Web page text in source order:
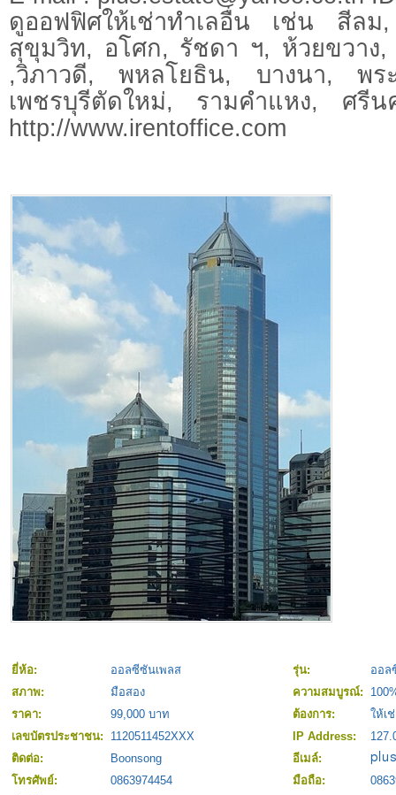
ดูออฟฟิศให้เช่าทำเลอื่น เช่น สีล
สุขุมวิท, อโศก, รัชดา ฯ, ห้วยขวาง
,วิภาวดี, พหลโยธิน, บางนา, พร
เพชรบุรีตัดใหม่, รามคำแหง, ศ
http://www.irentoffice.com
ยี่ห้อ: ออลซีซันเพลส รุ่น:
ออล
สภาพ:
มือสอง ความสมบูรณ์:
ราคา:
99,000 บาท ต้องการ:
ให้เ
เลขบัตรประชาชน:
1120511452XXX IP Address:
ติดต่อ:
Boonsong
อีเมล์:
โทรศัพย์:
0863974454 มือถือ: